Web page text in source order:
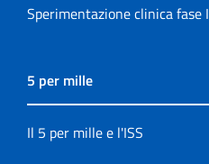
Sperimentazione clinica fase I
5 per mille
Il 5 per mille e l'ISS